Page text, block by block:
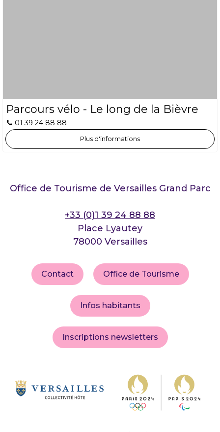
Parcours vélo - Le long de la Bièvre
01 39 24 88 88
Plus d'informations
Office de Tourisme de Versailles Grand Parc
+33 (0)1 39 24 88 88
Place Lyautey
78000 Versailles
Contact Office de Tourisme
Infos habitants
Inscriptions newsletters